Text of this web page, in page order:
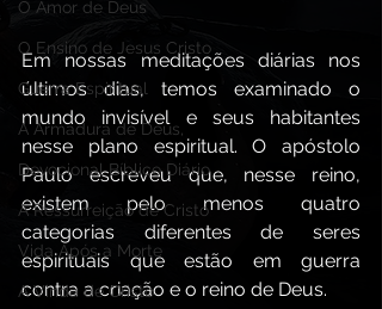
O Amor de Deus
O Ensino de Jesus Cristo
Guerra Espiritual
A Armadura de Deus,
Devocional Bíblico Diário
A Ressurreição de Cristo
Vida Após a Morte
A Vinda de Cristo
Em nossas meditações diárias nos
últimos dias, temos examinado o
mundo invisível e seus habitantes
nesse plano espiritual. O apóstolo
Paulo escreveu que, nesse reino,
existem pelo menos quatro
categorias diferentes de seres
espirituais que estão em guerra
contra a criação e o reino de Deus.